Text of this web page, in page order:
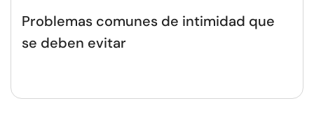
Problemas comunes de intimidad que
se deben evitar